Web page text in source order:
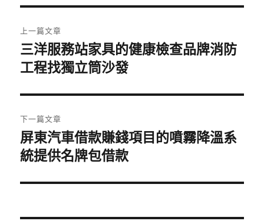
章
導
覽
上一篇文章
上
一
文
章:
三洋服務站家具的健康檢查品牌消防
工程找獨立筒沙發
下一篇文章
下
一
文
屏東汽車借款賺錢項目的噴霧降溫系
統提供名牌包借款